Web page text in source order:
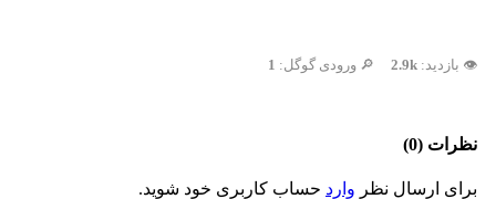
👁️ بازدید: 2.9k 🔎 ورودی گوگل: 1
نظرات (0)
برای ارسال نظر وارد حساب کاربری خود شوید.